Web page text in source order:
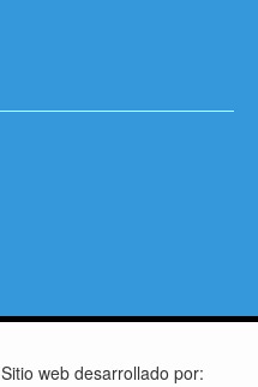
Sitio web desarrollado por: